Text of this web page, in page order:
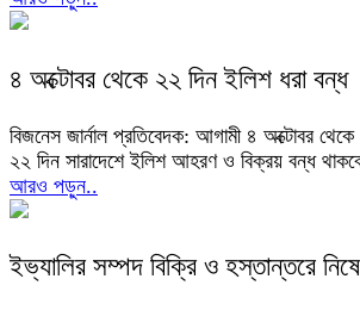
৪ অক্টোবর থেকে ২২ দিন ইলিশ ধরা বন্ধ
বিজনেস জার্নাল প্রতিবেদক: আগামী ৪ অক্টোবর
২২ দিন সারাদেশে ইলিশ আহরণ ও বিক্রয় বন্ধ
আরও পড়ুন..
ইভ্যালির সম্পদ বিক্রি ও হস্তান্তরে